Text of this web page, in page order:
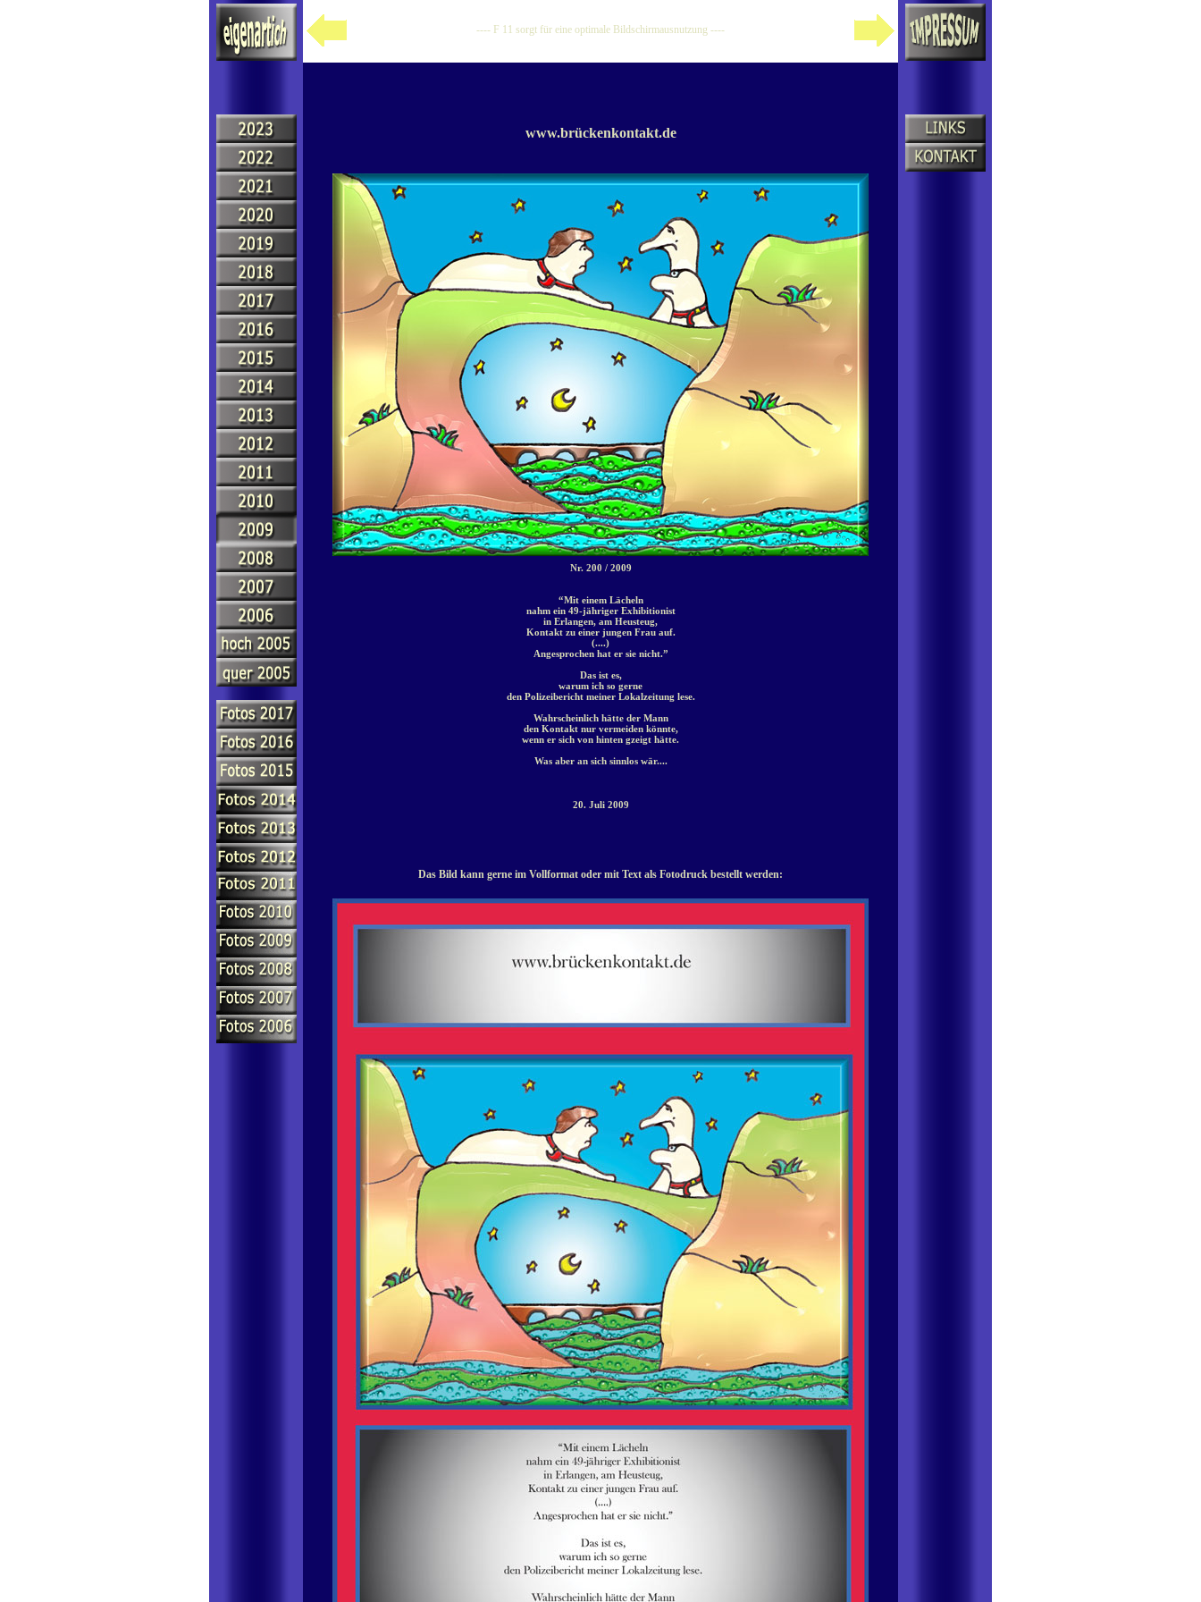
---- F 11 sorgt für eine optimale Bildschirmausnutzung ----
www.brückenkontakt.de
Nr. 200 / 2009
“Mit einem Lächeln
nahm ein 49-jähriger Exhibitionist
in Erlangen, am Heusteug,
Kontakt zu einer jungen Frau auf.
(....)
Angesprochen hat er sie nicht.”
Das ist es,
warum ich so gerne
den Polizeibericht meiner Lokalzeitung lese.
Wahrscheinlich hätte der Mann
den Kontakt nur vermeiden könnte,
wenn er sich von hinten gzeigt hätte.
Was aber an sich sinnlos wär....
20. Juli 2009
Das Bild kann gerne im Vollformat oder mit Text als Fotodruck bestellt werden: